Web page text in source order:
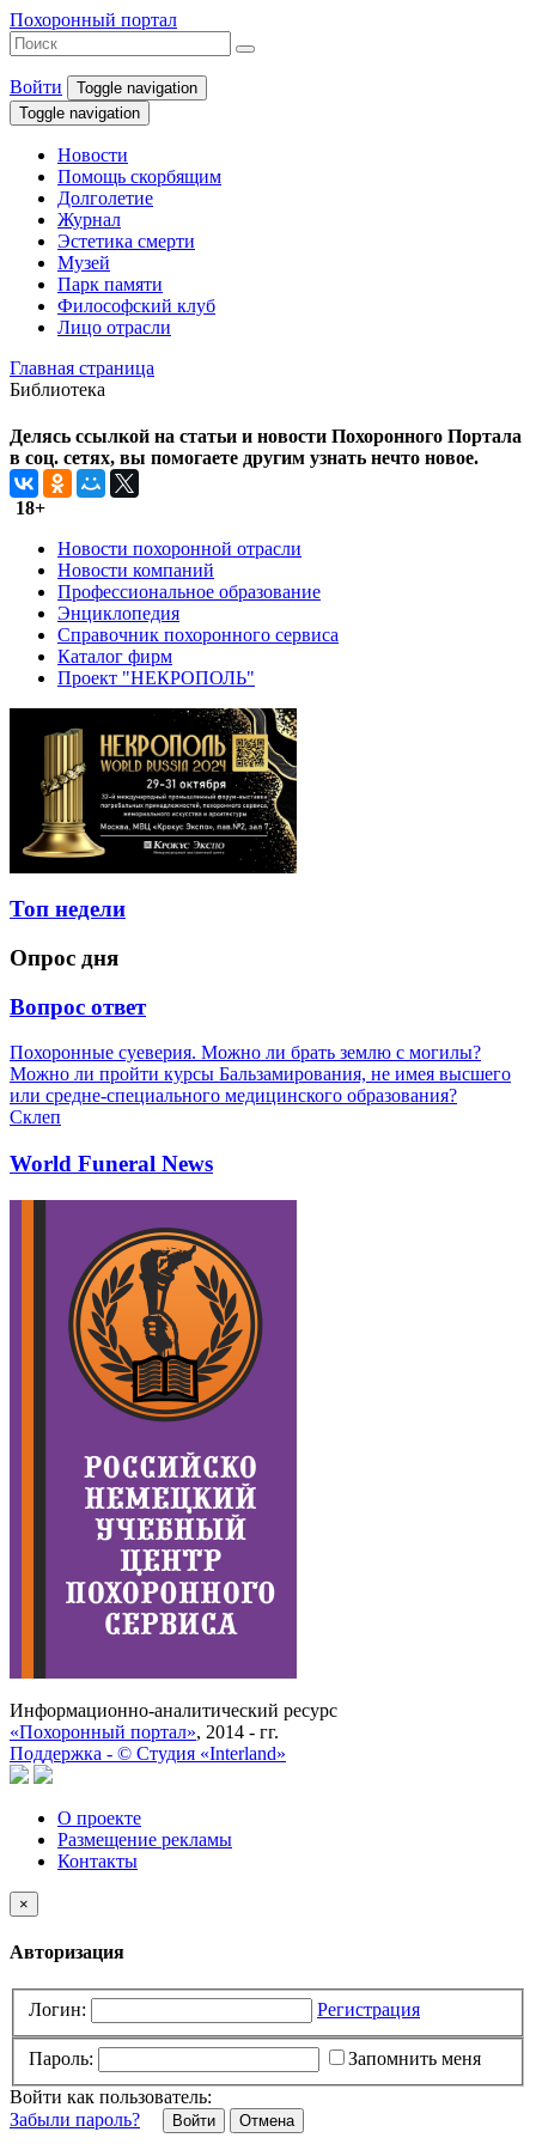
Похоронный портал
Войти
Toggle navigation
Toggle navigation
Новости
Помощь скорбящим
Долголетие
Журнал
Эстетика смерти
Музей
Парк памяти
Философский клуб
Лицо отрасли
Главная страница
Библиотека
Делясь ссылкой на статьи и новости Похоронного Портала
в соц. сетях, вы помогаете другим узнать нечто новое.
18+
Новости похоронной отрасли
Новости компаний
Профессиональное образование
Энциклопедия
Справочник похоронного сервиса
Каталог фирм
Проект "НЕКРОПОЛЬ"
Топ недели
Опрос дня
Вопрос ответ
Похоронные суеверия. Можно ли брать землю с могилы?
Можно ли пройти курсы Бальзамирования, не имея высшего
или средне-специального медицинского образования?
Склеп
World Funeral News
Информационно-аналитический ресурс
«Похоронный портал», 2014 - гг.
Поддержка - © Cтудия «Interland»
О проекте
Размещение рекламы
Контакты
×
Авторизация
Логин: Регистрация
Пароль:
Запомнить меня
Войти как пользователь:
Забыли пароль?
Отмена